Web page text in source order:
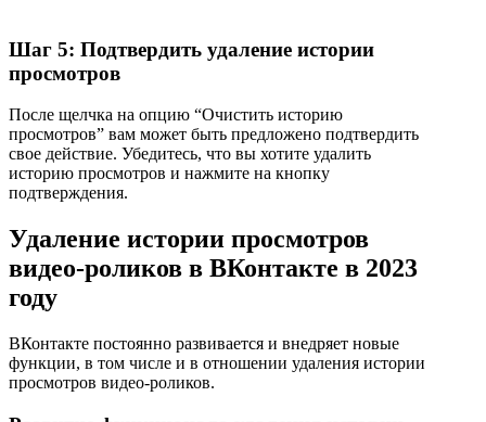
Шаг 5: Подтвердить удаление истории
просмотров
После щелчка на опцию “Очистить историю
просмотров” вам может быть предложено подтвердить
свое действие. Убедитесь, что вы хотите удалить
историю просмотров и нажмите на кнопку
подтверждения.
Удаление истории просмотров
видео-роликов в ВКонтакте в 2023
году
ВКонтакте постоянно развивается и внедряет новые
функции, в том числе и в отношении удаления истории
просмотров видео-роликов.